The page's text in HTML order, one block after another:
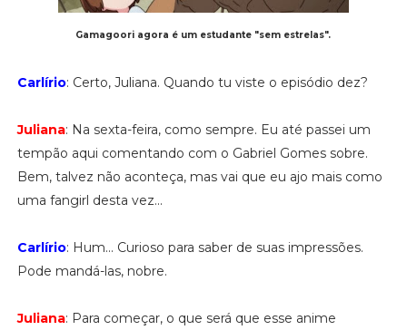
Gamagoori agora é um estudante "sem estrelas".
Carlírio: Certo, Juliana. Quando tu viste o episódio dez?
Juliana: Na sexta-feira, como sempre. Eu até passei um
tempão aqui comentando com o Gabriel Gomes sobre.
Bem, talvez não aconteça, mas vai que eu ajo mais como
uma fangirl desta vez...
Carlírio: Hum... Curioso para saber de suas impressões.
Pode mandá-las, nobre.
Juliana: Para começar, o que será que esse anime